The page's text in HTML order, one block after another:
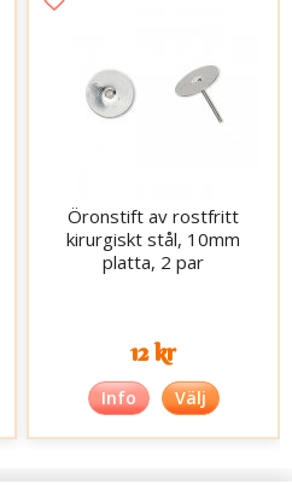
Öronstift av rostfritt
kirurgiskt stål, 10mm
platta, 2 par
12 kr
Info Välj